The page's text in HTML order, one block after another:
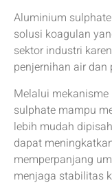
Aluminium
solusi koagulan
sektor industri
penjernihan air
Melalui
sulphate mampu
lebih mudah
dapat
memperpanjang
menjaga stabilitas